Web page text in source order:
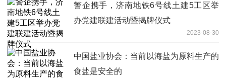
警企携手，济南地铁6号线土建5工区举
办党建联建活动暨揭牌仪式
2023-08-30
中国盐业协会：当前以海盐为原料生产的
食盐是安全的